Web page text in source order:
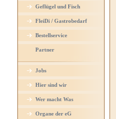
Geflügel und Fisch
FleiDi / Gastrobedarf
Bestellservice
Partner
Jobs
Hier sind wir
Wer macht Was
Organe der eG